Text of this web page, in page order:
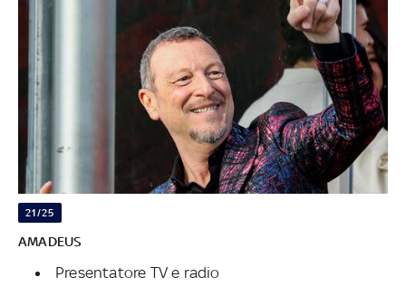
21/25
AMADEUS
Presentatore TV e radio